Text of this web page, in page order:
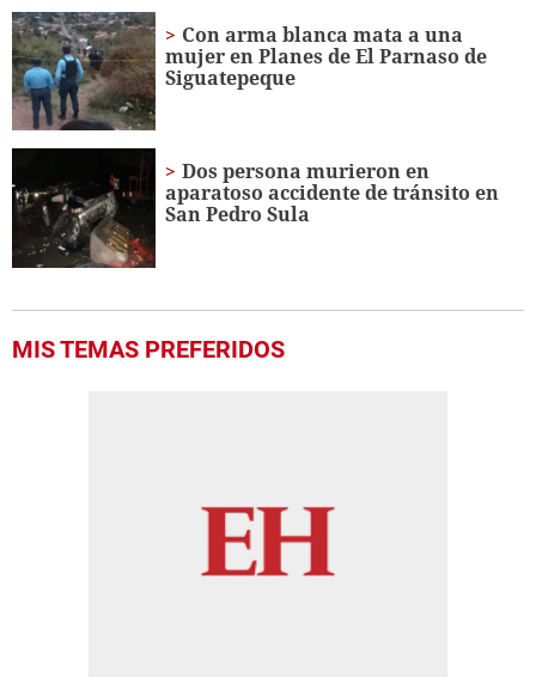
Con arma blanca mata a una
mujer en Planes de El Parnaso de
Siguatepeque
Dos persona murieron en
aparatoso accidente de tránsito en
San Pedro Sula
MIS TEMAS PREFERIDOS